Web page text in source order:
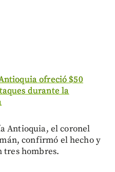
ofreció $50
durante la
Antioquia, el coronel
confirmó el hecho y
tres hombres.